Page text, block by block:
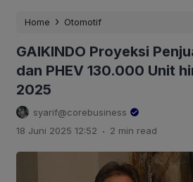
Home › Otomotif
GAIKINDO Proyeksi
dan PHEV 130.000 Unit
2025
syarif@corebusiness
18 Juni 2025 12:52 . 2 min read